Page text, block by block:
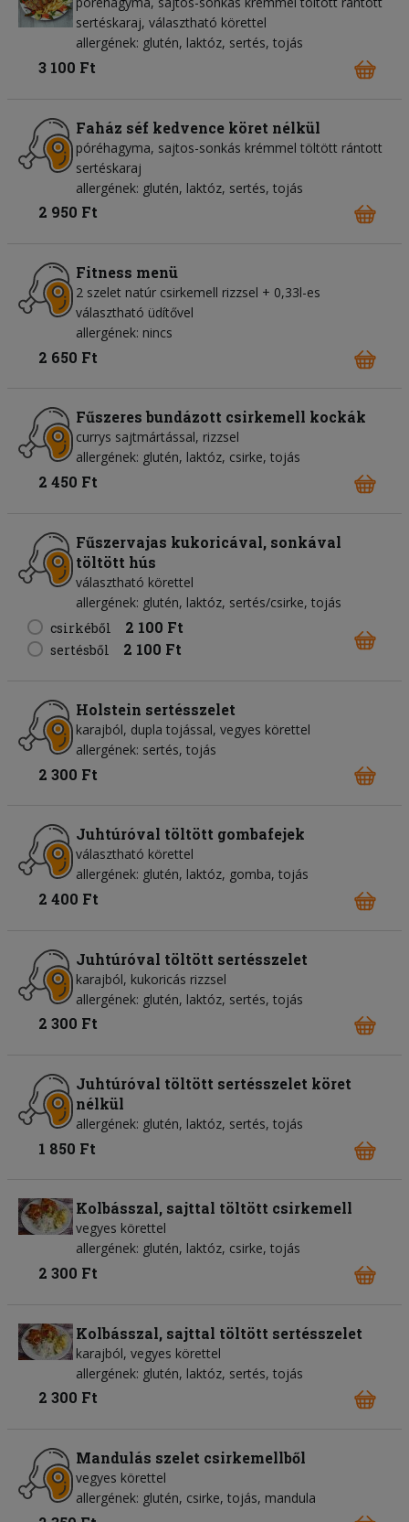
sertéskaraj, választható körettel
allergének: glutén, laktóz, sertés, tojás
3 100 Ft
Faház séf kedvence köret nélkül
póréhagyma, sajtos-sonkás krémmel töltött rántott
sertéskaraj
allergének: glutén, laktóz, sertés, tojás
2 950 Ft
Fitness menü
2 szelet natúr csirkemell rizzsel + 0,33l-es
választható üdítővel
allergének: nincs
2 650 Ft
Fűszeres bundázott csirkemell kockák
currys sajtmártással, rizzsel
allergének: glutén, laktóz, csirke, tojás
2 450 Ft
Fűszervajas kukoricával, sonkával
töltött hús
választható körettel
allergének: glutén, laktóz, sertés/csirke, tojás
csirkéből
2 100 Ft
sertésből 2 100 Ft
Holstein sertésszelet
karajból, dupla tojással, vegyes körettel
allergének: sertés, tojás
2 300 Ft
Juhtúróval töltött gombafejek
választható körettel
allergének: glutén, laktóz, gomba, tojás
2 400 Ft
Juhtúróval töltött sertésszelet
karajból, kukoricás rizzsel
allergének: glutén, laktóz, sertés, tojás
2 300 Ft
Juhtúróval töltött sertésszelet köret
nélkül
allergének: glutén, laktóz, sertés, tojás
1 850 Ft
Kolbásszal, sajttal töltött csirkemell
vegyes körettel
allergének: glutén, laktóz, csirke, tojás
2 300 Ft
Kolbásszal, sajttal töltött sertésszelet
karajból, vegyes körettel
allergének: glutén, laktóz, sertés, tojás
2 300 Ft
Mandulás szelet csirkemellből
vegyes körettel
allergének: glutén, csirke, tojás, mandula